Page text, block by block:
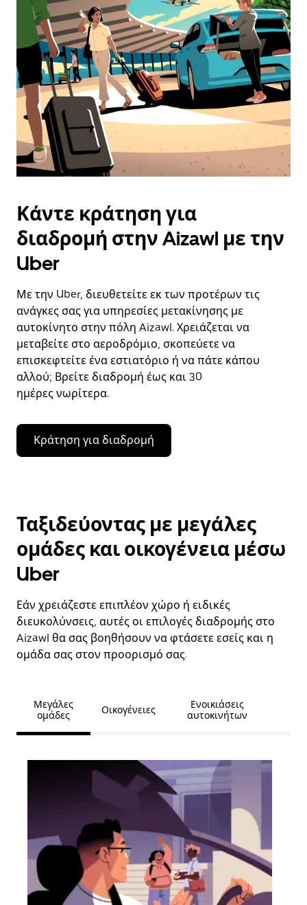
επιλέξετε
ημερομηνία.
Πατήστε
πλήκτρο
escape
για
να
κλείσετε
ημερολόγιο.
Κάντε κράτηση για
διαδρομή στην Aizawl με την
Uber
Με την Uber, διευθετείτε εκ των προτέρων τις
ανάγκες σας για υπηρεσίες μετακίνησης με
αυτοκίνητο στην πόλη Aizawl. Χρειάζεται να
μεταβείτε στο αεροδρόμιο, σκοπεύετε να
επισκεφτείτε ένα εστιατόριο ή να πάτε κάπου
αλλού; Βρείτε διαδρομή έως και 30
ημέρες νωρίτερα.
Κράτηση για διαδρομή
Ταξιδεύοντας με μεγάλες
ομάδες και οικογένεια μέσω
Uber
Εάν χρειάζεστε επιπλέον χώρο ή ειδικές
διευκολύνσεις, αυτές οι επιλογές διαδρομής στο
Aizawl θα σας βοηθήσουν να φτάσετε εσείς και η
ομάδα σας στον προορισμό σας.
Μεγάλες
ομάδες
Οικογένειες
Ενοικιάσεις
αυτοκινήτων